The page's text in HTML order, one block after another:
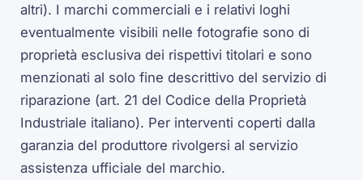
altri). I marchi commerciali e i relativi loghi
eventualmente visibili nelle fotografie sono di
proprietà esclusiva dei rispettivi titolari e sono
menzionati al solo fine descrittivo del servizio di
riparazione (art. 21 del Codice della Proprietà
Industriale italiano). Per interventi coperti dalla
garanzia del produttore rivolgersi al servizio
assistenza ufficiale del marchio.